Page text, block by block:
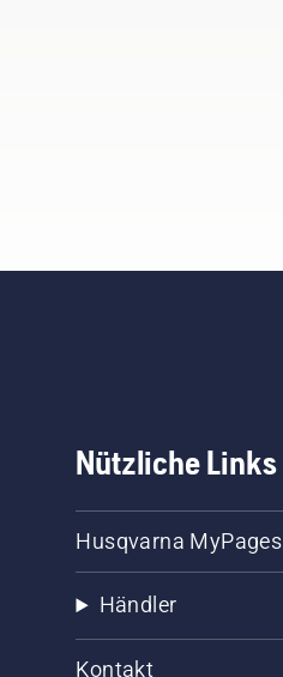
Nützliche Links
Husqvarna MyPages
Händler
Kontakt